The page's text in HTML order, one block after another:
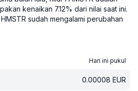
kenaikan 7.12% dari nilai saat ini.
sudah mengalami perubahan
Hari ini pukul
0.00008 EUR